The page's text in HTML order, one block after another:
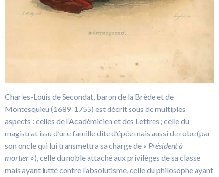
Charles-Louis de Secondat, baron de la Brède et de
Montesquieu (1689-1755) est décrit sous de multiples
aspects : celles de l’Académicien et des Lettres ;celle du
magistrat issu d’une famille dite d’épée mais aussi de robe (par
son oncle qui lui transmettra sa charge de « Président à
mortier »), celle du noble attaché aux privilèges de sa classe
mais ayant lutté contre l’absolutisme, celle du philosophe ayant